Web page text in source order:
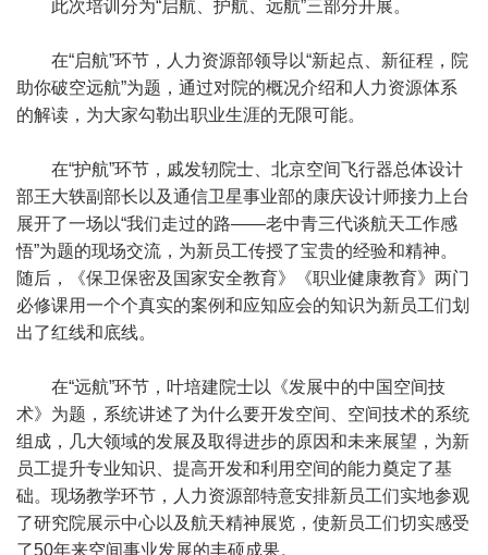
此次培训分为“启航、护航、远航”三部分开展。
在“启航”环节，人力资源部领导以“新起点、新征程，院
助你破空远航”为题，通过对院的概况介绍和人力资源体系
的解读，为大家勾勒出职业生涯的无限可能。
在“护航”环节，戚发轫院士、北京空间飞行器总体设计
部王大轶副部长以及通信卫星事业部的康庆设计师接力上台
展开了一场以“我们走过的路——老中青三代谈航天工作感
悟”为题的现场交流，为新员工传授了宝贵的经验和精神。
随后，《保卫保密及国家安全教育》《职业健康教育》两门
必修课用一个个真实的案例和应知应会的知识为新员工们划
出了红线和底线。
在“远航”环节，叶培建院士以《发展中的中国空间技
术》为题，系统讲述了为什么要开发空间、空间技术的系统
组成，几大领域的发展及取得进步的原因和未来展望，为新
员工提升专业知识、提高开发和利用空间的能力奠定了基
础。现场教学环节，人力资源部特意安排新员工们实地参观
了研究院展示中心以及航天精神展览，使新员工们切实感受
了50年来空间事业发展的丰硕成果。